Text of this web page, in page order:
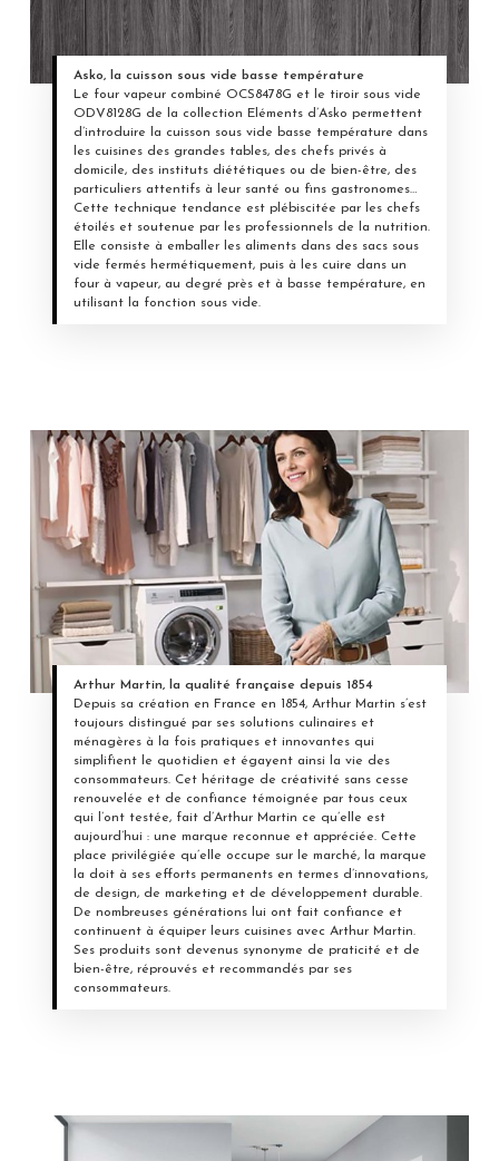
Asko, la cuisson sous vide basse température
Le four vapeur combiné OCS8478G et le tiroir sous vide
ODV8128G de la collection Eléments d’Asko permettent
d’introduire la cuisson sous vide basse température dans
les cuisines des grandes tables, des chefs privés à
domicile, des instituts diététiques ou de bien-être, des
particuliers attentifs à leur santé ou fins gastronomes…
Cette technique tendance est plébiscitée par les chefs
étoilés et soutenue par les professionnels de la nutrition.
Elle consiste à emballer les aliments dans des sacs sous
vide fermés hermétiquement, puis à les cuire dans un
four à vapeur, au degré près et à basse température, en
utilisant la fonction sous vide.
Arthur Martin, la qualité française depuis 1854
Depuis sa création en France en 1854, Arthur Martin s’est
toujours distingué par ses solutions culinaires et
ménagères à la fois pratiques et innovantes qui
simplifient le quotidien et égayent ainsi la vie des
consommateurs. Cet héritage de créativité sans cesse
renouvelée et de confiance témoignée par tous ceux
qui l’ont testée, fait d’Arthur Martin ce qu’elle est
aujourd’hui : une marque reconnue et appréciée. Cette
place privilégiée qu’elle occupe sur le marché, la marque
la doit à ses efforts permanents en termes d’innovations,
de design, de marketing et de développement durable.
De nombreuses générations lui ont fait confiance et
continuent à équiper leurs cuisines avec Arthur Martin.
Ses produits sont devenus synonyme de praticité et de
bien-être, réprouvés et recommandés par ses
consommateurs.